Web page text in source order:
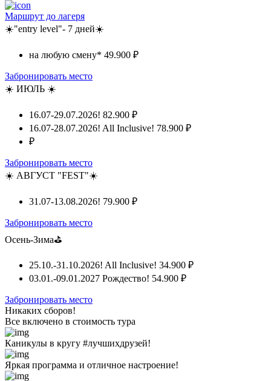
Маршрут до лагеря
☀️"entry level"- 7 дней☀️
на любую смену* 49.900 ₽
Забронировать место
☀️ ИЮЛЬ ☀️
16.07-29.07.2026! 82.900 ₽
16.07-28.07.2026! All Inclusive! 78.900 ₽
₽
Забронировать место
☀️ АВГУСТ "FEST"☀️
31.07-13.08.2026! 79.900 ₽
Забронировать место
Осень-Зима⛳
25.10.-31.10.2026! All Inclusive! 34.900 ₽
03.01.-09.01.2027 Рождество! 54.900 ₽
Забронировать место
Никаких сборов!
Все включено в стоимость тура
Каникулы в кругу #лучшихдрузей!
Яркая программа и отличное настроение!